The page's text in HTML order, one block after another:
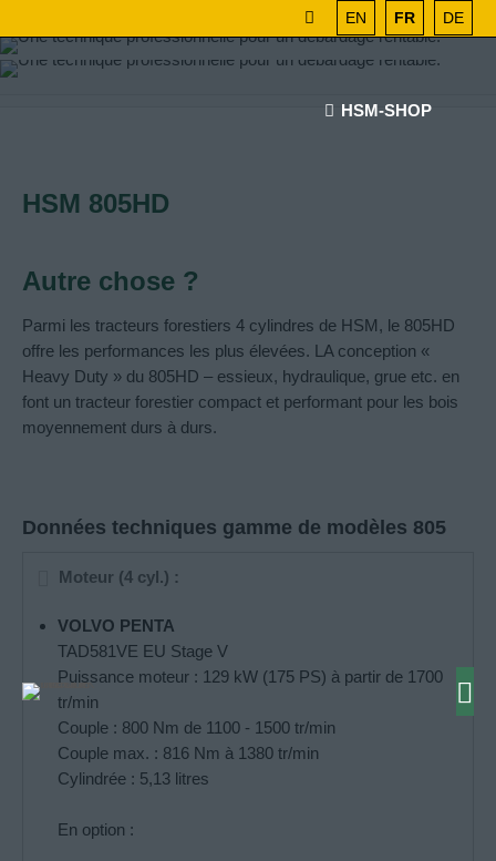
EN FR DE
HSM-SHOP
HSM 805HD
Autre chose ?
Parmi les tracteurs forestiers 4 cylindres de HSM, le 805HD
offre les performances les plus élevées. LA conception «
Heavy Duty » du 805HD – essieux, hydraulique, grue etc. en
font un tracteur forestier compact et performant pour les bois
moyennement durs à durs.
Données techniques gamme de modèles 805
Moteur (4 cyl.) :
VOLVO PENTA
TAD581VE EU Stage V
Puissance moteur : 129 kW (175 PS) à partir de 1700
tr/min
Couple : 800 Nm de 1100 - 1500 tr/min
Couple max. : 816 Nm à 1380 tr/min
Cylindrée : 5,13 litres
En option :